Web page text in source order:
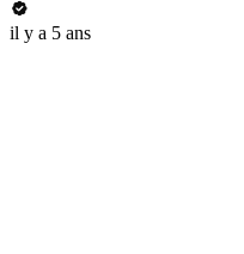
il y a 5 ans